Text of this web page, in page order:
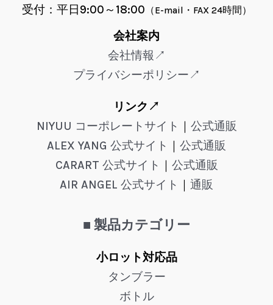
受付：平日9:00～18:00 （E-mail・FAX 24時間）
会社案内
会社情報↗
プライバシーポリシー↗
リンク↗
NIYUU コーポレートサイト ｜ 公式通販
ALEX YANG 公式サイト ｜ 公式通販
CARART 公式サイト ｜ 公式通販
AIR ANGEL 公式サイト ｜ 通販
■ 製品カテゴリー
小ロット対応品
タンブラー
ボトル